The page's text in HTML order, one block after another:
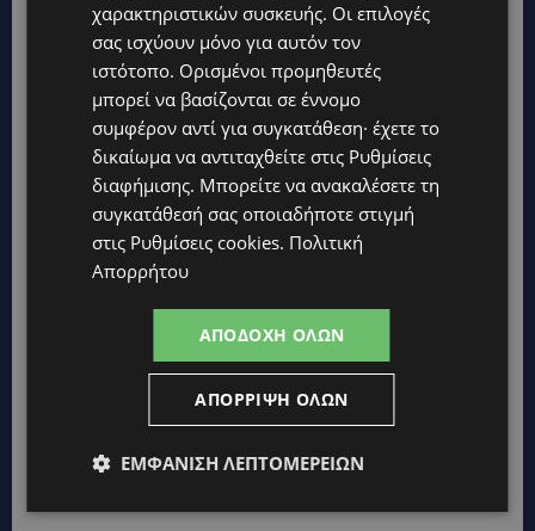
«αποσύρομαι». «Ξεκουράζομαι», ίσως, αλλά,
«αποσύρομαι»; Ποτέ».
χαρακτηριστικών συσκευής. Οι επιλογές
σας ισχύουν μόνο για αυτόν τον
ιστότοπο. Ορισμένοι προμηθευτές
μπορεί να βασίζονται σε έννομο
συμφέρον αντί για συγκατάθεση· έχετε το
δικαίωμα να αντιταχθείτε στις Ρυθμίσεις
διαφήμισης. Μπορείτε να ανακαλέσετε τη
συγκατάθεσή σας οποιαδήποτε στιγμή
στις Ρυθμίσεις cookies. Πολιτική
Απορρήτου
ΑΠΟΔΟΧΉ ΌΛΩΝ
ΑΠΌΡΡΙΨΗ ΌΛΩΝ
ΕΜΦΆΝΙΣΗ ΛΕΠΤΟΜΕΡΕΙΏΝ